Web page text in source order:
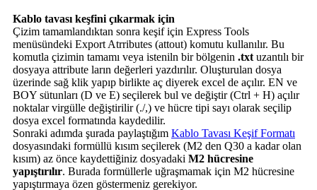
Kablo tavası keşfini çıkarmak için
Çizim tamamlandıktan sonra keşif için Express Tools
menüsündeki Export Atrributes (attout) komutu kullanılır. Bu
komutla çizimin tamamı veya isteniln bir bölgenin .txt uzantılı bir
dosyaya attribute ların değerleri yazdırılır. Oluşturulan dosya
üzerinde sağ klik yapıp birlikte aç diyerek excel de açılır. EN ve
BOY sütunları (D ve E) seçilerek bul ve değiştir (Ctrl + H) açılır
noktalar virgülle değiştirilir (./,) ve hücre tipi sayı olarak seçilip
dosya excel formatında kaydedilir.
Sonraki adımda şurada paylaştığım Kablo Tavası Keşif Formatı
dosyasındaki formüllü kısım seçilerek (M2 den Q30 a kadar olan
kısım) az önce kaydettiğiniz dosyadaki M2 hücresine
yapıştırılır. Burada formüllerle uğraşmamak için M2 hücresine
yapıştırmaya özen göstermeniz gerekiyor.